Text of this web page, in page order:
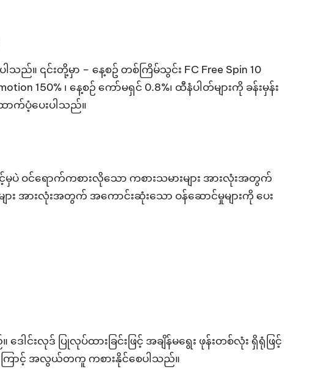
ည်။ ၎င်းတို့မှာ – နေ့စဥ် တစ်ကြိမ်သွင်း FC Free Spin 10
150% ၊ နေ့စဉ် ကော်မရှင် 0.8%၊ ထီနံပါတ်များကို ခန်းမှန်း
ောက်ပံ့ပေးပါသည်။
မှပဲ ဝင်ရောက်ကစားလိုသော ကစားသမားများ အားလုံးအတွက်
း အားလုံးအတွက် အကောင်းဆုံးသော ဝန်ဆောင်မှုများကို ပေး
င်းလုဒ် ပြုလုပ်ထားခြင်းဖြင့် အချိန်မရွေး ဖုန်းတစ်လုံး ရှိရုံဖြင့်
ောင့် အလွယ်တကူ ကစားနိုင်စေပါသည်။